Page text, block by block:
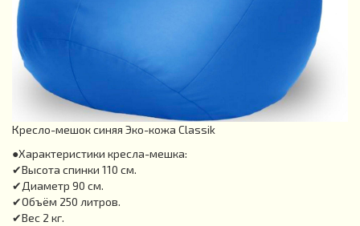
Кресло-мешок синяя Эко-кожа Classik
●Характеристики кресла-мешка:
✔Высота спинки 110 см.
✔Диаметр 90 см.
✔Объём 250 литров.
✔Вес 2 кг.